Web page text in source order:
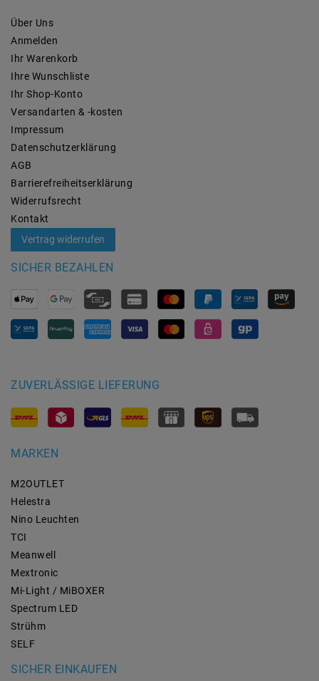
Über Uns
Anmelden
Ihr Warenkorb
Ihre Wunschliste
Ihr Shop-Konto
Versandarten & -kosten
Impressum
Daten­schutz­erklärung
AGB
Barrierefreiheitserklärung
Widerrufs­recht
Kontakt
Vertrag widerrufen
SICHER BEZAHLEN
ZUVERLÄSSIGE LIEFERUNG
MARKEN
M2OUTLET
Helestra
Nino Leuchten
TCI
Meanwell
Mextronic
Mi-Light / MiBOXER
Spectrum LED
Strühm
SELF
SICHER EINKAUFEN